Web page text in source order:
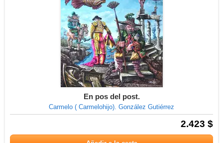
En pos del post.
Carmelo ( Carmelohijo). González Gutiérrez
2.423 $